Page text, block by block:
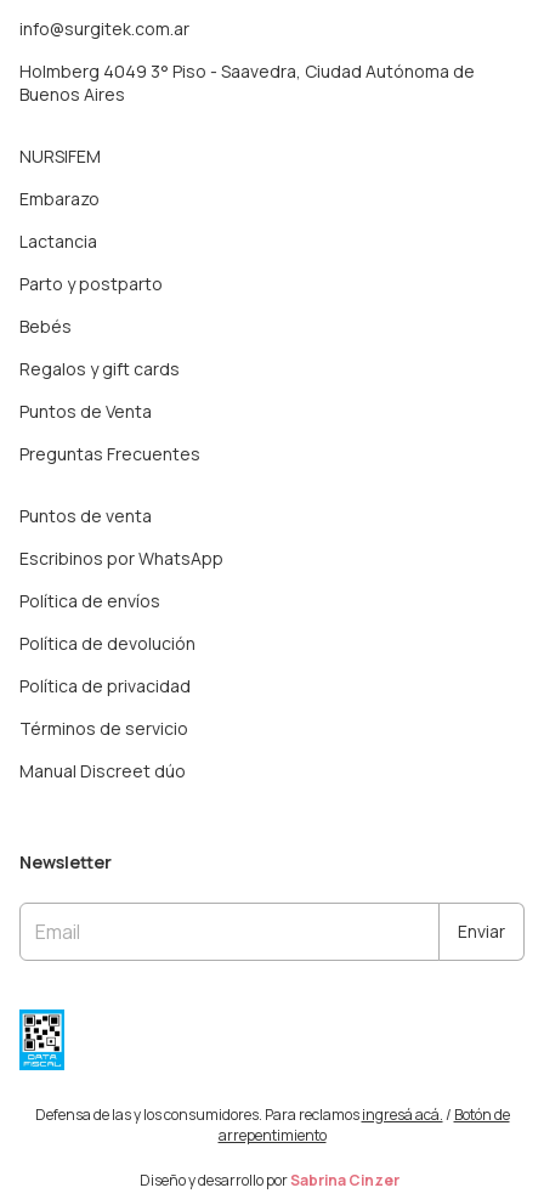
info@surgitek.com.ar
Holmberg 4049 3° Piso - Saavedra, Ciudad Autónoma de
Buenos Aires
NURSIFEM
Embarazo
Lactancia
Parto y postparto
Bebés
Regalos y gift cards
Puntos de Venta
Preguntas Frecuentes
Puntos de venta
Escribinos por WhatsApp
Política de envíos
Política de devolución
Política de privacidad
Términos de servicio
Manual Discreet dúo
Newsletter
Defensa de las y los consumidores. Para reclamos ingresá acá./ Botón de
arrepentimiento
Diseño y desarrollo porSabrina Cinzer